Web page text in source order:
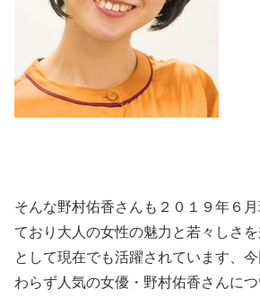
そんな野村佑香さんも２０１９年６
ており大人の女性の魅力と若々しさ
として現在でも活躍されています、
わらず人気の女優・野村佑香さんに